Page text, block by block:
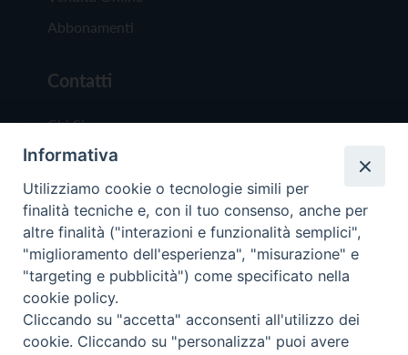
Abbonamenti
Contatti
Chi Siamo
Redazione
Scrivici
Copyright © 2019 - Tutti i diritti riservati - Vita
Trentina Editrice
Informativa
Utilizziamo cookie o tecnologie simili per
finalità tecniche e, con il tuo consenso, anche per
altre finalità ("interazioni e funzionalità semplici",
"miglioramento dell'esperienza", "misurazione" e
"targeting e pubblicità") come specificato nella
cookie policy.
Cliccando su "accetta" acconsenti all'utilizzo dei
cookie. Cliccando su "personalizza" puoi avere